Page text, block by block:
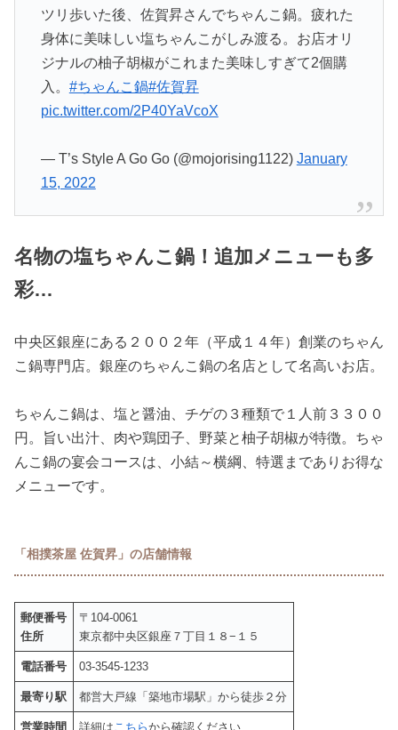
ツリ歩いた後、佐賀昇さんでちゃんこ鍋。疲れた
身体に美味しい塩ちゃんこがしみ渡る。お店オリ
ジナルの柚子胡椒がこれまた美味しすぎて2個購
入。 #ちゃんこ鍋#佐賀昇
pic.twitter.com/2P40YaVcoX
— T’s Style A Go Go (@mojorising1122) January
15, 2022
名物の塩ちゃんこ鍋！追加メニューも多
彩…
中央区銀座にある２００２年（平成１４年）創業のちゃん
こ鍋専門店。銀座のちゃんこ鍋の名店として名高いお店。
ちゃんこ鍋は、塩と醤油、チゲの３種類で１人前３３００
円。旨い出汁、肉や鶏団子、野菜と柚子胡椒が特徴。ちゃ
んこ鍋の宴会コースは、小結～横綱、特選までありお得な
メニューです。
「相撲茶屋 佐賀昇」の店舗情報
郵便番号
住所
〒104-0061
東京都中央区銀座７丁目１８−１５
電話番号 03-3545-1233
最寄り駅 都営大戸線「築地市場駅」から徒歩２分
営業時間
詳細はこちらから確認ください